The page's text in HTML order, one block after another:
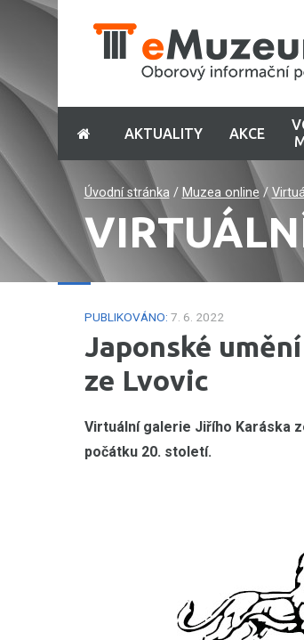
AKTUALITY AKCE
Úvodní stránka/ Muzea online /
PUBLIKOVÁNO: 7. 6. 2022
Japonské
ze Lvovic
Virtuální galerie Jiřího Karáska
počátku 20. století.